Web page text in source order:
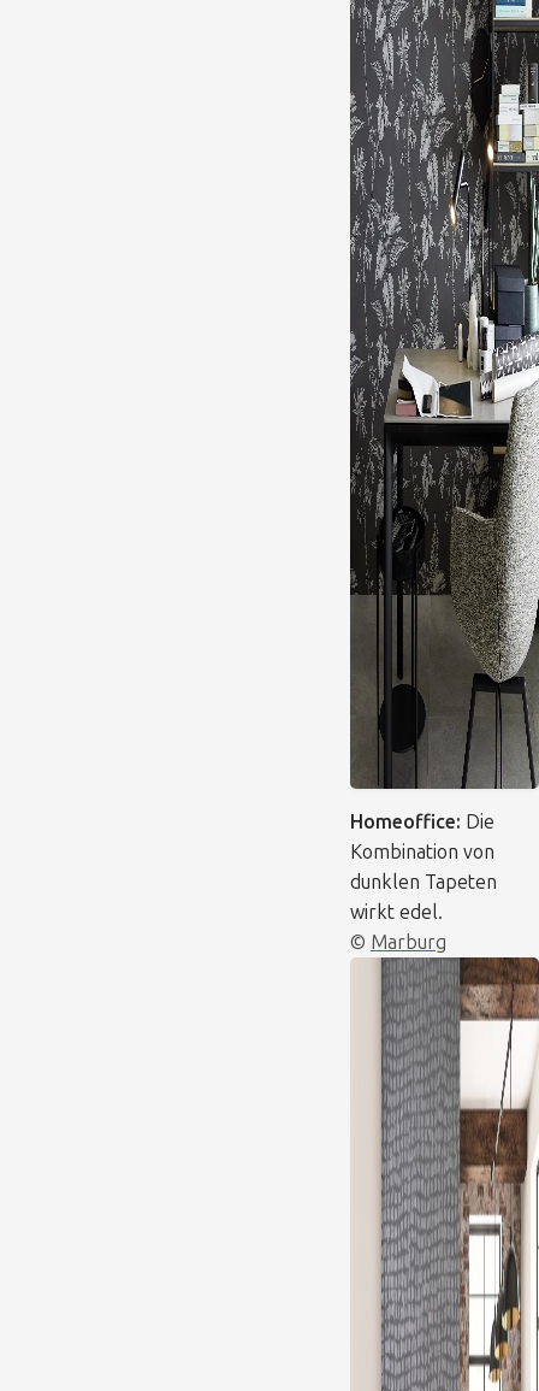
Homeoffice: Die
Kombination von
dunklen Tapeten
wirkt edel.
© Marburg